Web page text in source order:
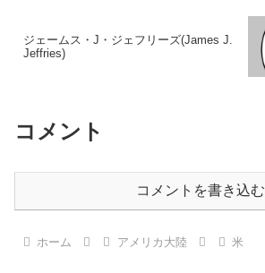
ジェームス・J・ジェフリーズ(James J.
Jeffries)
コメント
コメントを書き込む
ホーム アメリカ大陸 米